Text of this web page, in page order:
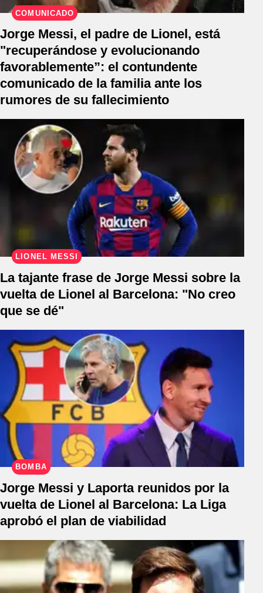
COMUNICADO
Jorge Messi, el padre de Lionel, está
"recuperándose y evolucionando
favorablemente”: el contundente
comunicado de la familia ante los
rumores de su fallecimiento
LIONEL MESSI
La tajante frase de Jorge Messi sobre la
vuelta de Lionel al Barcelona: "No creo
que se dé"
BOMBA
Jorge Messi y Laporta reunidos por la
vuelta de Lionel al Barcelona: La Liga
aprobó el plan de viabilidad